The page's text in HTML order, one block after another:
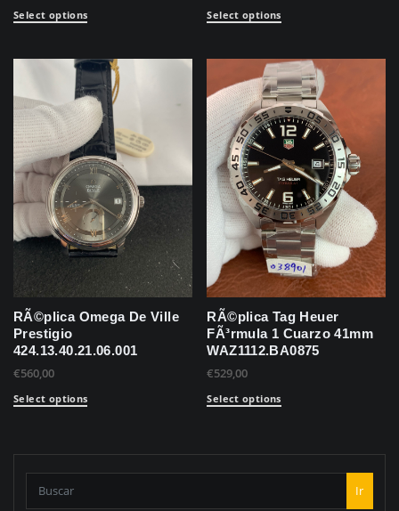
Select options Select options
RÃ©plica Omega De Ville
Prestigio
424.13.40.21.06.001
€560,00
Select options
RÃ©plica Tag Heuer
FÃ³rmula 1 Cuarzo 41mm
WAZ1112.BA0875
€529,00
Select options
Ir